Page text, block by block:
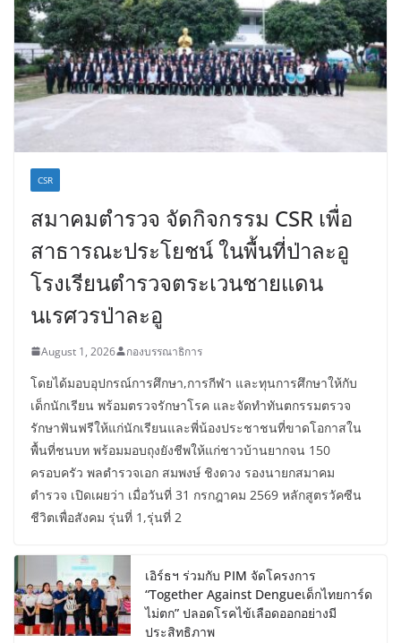
CSR
สมาคมตำรวจ จัดกิจกรรม CSR เพื่อ
สาธารณะประโยชน์ ในพื้นที่ป่าละอู
โรงเรียนตำรวจตระเวนชายแดน
นเรศวรป่าละอู
August 1, 2026 กองบรรณาธิการ
โดยได้มอบอุปกรณ์การศึกษา,การกีฬา และทุนการศึกษาให้กับ
เด็กนักเรียน พร้อมตรวจรักษาโรค และจัดทำทันตกรรมตรวจ
รักษาฟันฟรีให้แก่นักเรียนและพี่น้องประชาชนที่ขาดโอกาสใน
พื้นที่ชนบท พร้อมมอบถุงยังชีพให้แก่ชาวบ้านยากจน 150
ครอบครัว พลตำรวจเอก สมพงษ์ ชิงดวง รองนายกสมาคม
ตำรวจ เปิดเผยว่า เมื่อวันที่ 31 กรกฎาคม 2569 หลักสูตรวัคซีน
ชีวิตเพื่อสังคม รุ่นที่ 1,รุ่นที่ 2
เอิร์ธฯ ร่วมกับ PIM จัดโครงการ
“Together Against Dengueเด็กไทยการ์ด
ไม่ตก” ปลอดโรคไข้เลือดออกอย่างมี
ประสิทธิภาพ